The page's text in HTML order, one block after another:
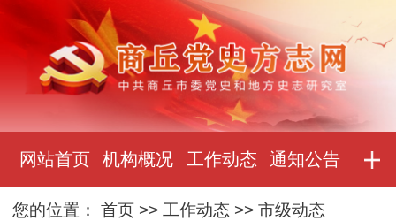
网站首页 机构概况 工作动态 通知公告
您的位置：首页 >>工作动态 >>市级动态